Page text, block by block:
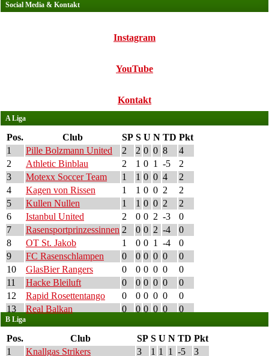
Social Media & Kontakt
Instagram
YouTube
Kontakt
A Liga
Pos. Club SP S U N TD Pkt
1
Pille Bolzmann United 2 2 0 0 8
4
2
Athletic Binblau 2 1 0 1 -5
2
3
Motexx Soccer Team 1 1 0 0 4
2
4
Kagen von Rissen 1 1 0 0 2
2
5
Kullen Nullen 1 1 0 0 2
2
6
Istanbul United 2 0 0 2 -3
0
7
Rasensportprinzessinnen 2 0 0 2 -4
0
8
OT St. Jakob 1 0 0 1 -4
0
9
FC Rasenschlampen 0 0 0 0 0
0
10
GlasBier Rangers 0 0 0 0 0
0
11
Hacke Bleiluft 0 0 0 0 0
0
12
Rapid Rosettentango 0 0 0 0 0
0
13
Real Balkan 0 0 0 0 0 0
B Liga
Pos. Club SP S U N TD Pkt
1
Knallgas Strikers 3 1 1 1 -5
3